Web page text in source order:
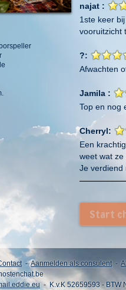
najat :
1ste keer
vooruitzicht
?:
Afwachten
Jamila :
Top en nog
Cherryl:
Een
weet wat ze
Je verdiend
Goed
en
Fijn
zien Een
Start
-Aanmelden als consulent -
- K.v.K 52659593 - BTW